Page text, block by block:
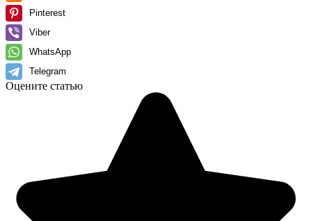
Pinterest
Viber
WhatsApp
Telegram
Оцените статью